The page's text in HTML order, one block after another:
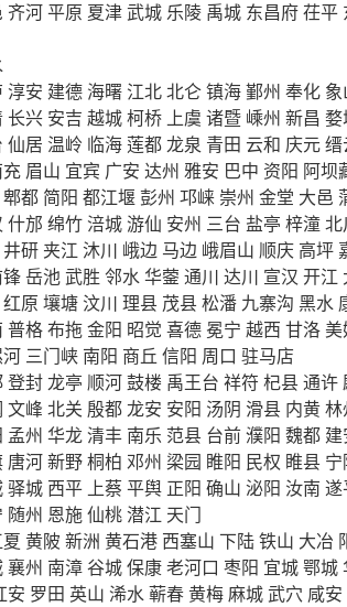
齐河平原 夏津武城 乐陵 禹城 东昌府茌平
淳安 建德 海曙 江北北仑镇海鄞州 奉化
长兴 安吉 越城柯桥 上虞 诸暨 嵊州 新昌
仙居 温岭 临海莲都龙泉 青田 云和 庆元
眉山 宜宾 广安 达州 雅安 巴中 资阳 阿坝
郫都 简阳 都江堰彭州 邛崃 崇州 金堂 大邑
什邡 绵竹 涪城游仙 安州 三台 盐亭 梓潼北
井研 夹江 沐川 峨边 马边 峨眉山 顺庆 高坪
岳池武胜 邻水华蓥 通川 达川 宣汉 开江
红原 壤塘 汶川 理县 茂县松潘 九寨沟 黑水
普格布拖金阳 昭觉 喜德 冕宁 越西 甘洛
三门峡 南阳 商丘 信阳 周口 驻马店
登封龙亭 顺河鼓楼 禹王台 祥符 杞县通许
文峰 北关 殷都龙安 安阳 汤阴 滑县 内黄林
孟州 华龙清丰 南乐 范县 台前濮阳 魏都
唐河新野桐柏 邓州 梁园 睢阳 民权 睢县
驿城 西平 上蔡 平舆 正阳 确山 泌阳 汝南
随州 恩施仙桃潜江 天门
黄陂 新洲 黄石港 西塞山 下陆铁山 大冶
襄州 南漳谷城保康老河口 枣阳 宜城鄂城
安 罗田 英山 浠水蕲春黄梅麻城武穴 咸安